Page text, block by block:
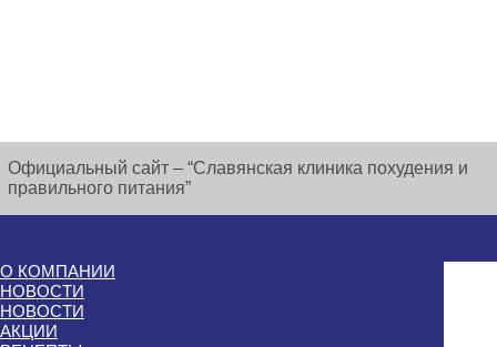
Официальный сайт – “Славянская клиника похудения и
правильного питания”
О КОМПАНИИ
НОВОСТИ
НОВОСТИ
АКЦИИ